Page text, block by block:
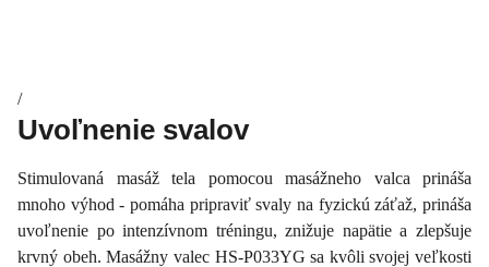
/
Uvoľnenie svalov
Stimulovaná masáž tela pomocou masážneho valca prináša
mnoho výhod - pomáha pripraviť svaly na fyzickú záťaž, prináša
uvoľnenie po intenzívnom tréningu, znižuje napätie a zlepšuje
krvný obeh. Masážny valec HS-P033YG sa kvôli svojej veľkosti